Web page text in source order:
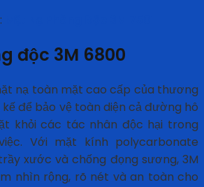
độc 3M 6800
nạ toàn mặt cao cấp của thương
để bảo vệ toàn diện cả đường hô
khỏi các tác nhân độc hại trong
Với mặt kính polycarbonate
xước và chống đọng sương, 3M
nhìn rộng, rõ nét và an toàn cho